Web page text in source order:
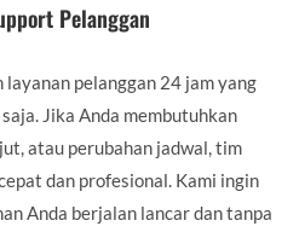
Pelanggan
pelanggan 24 jam yang
Jika Anda membutuhkan
atau perubahan jadwal, tim
dan profesional. Kami ingin
Anda berjalan lancar dan tanpa